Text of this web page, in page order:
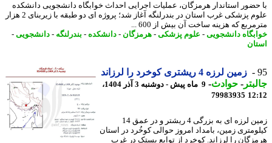
استاندار هرمزگان، عملیات اجرایی احداث خوابگاه دانشجویی دانشکده
علوم پزشکی غرب استان در بندرلنگه آغاز شد؛ پروژه ای دو طبقه با زیربنای 2 هزار
که هزینه ساخت آن بیش از 600 ...
دانشجویی-علوم پزشکی-هرمزگان -دانشکده-بندرلنگه -دانشجویی-
زمین لرزه 4 ریشتری کوخرد را لرزاند
-حوادث -
9 ماه پیش - دوشنبه 3 آذر 1404،
79983935
زمین لرزه ای به بزرگی 4 ریشتر و در عمق 14
زمین، بامداد امروز حوالی کوخُرد در استان
را لرزاند. کوخرد از توابع بستک در غرب